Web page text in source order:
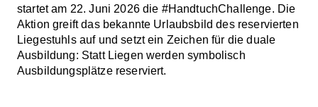
startet am 22. Juni 2026 die #HandtuchChallenge. Die
Aktion greift das bekannte Urlaubsbild des reservierten
Liegestuhls auf und setzt ein Zeichen für die duale
Ausbildung: Statt Liegen werden symbolisch
Ausbildungsplätze reserviert.